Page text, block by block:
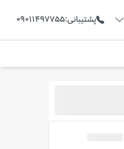
پشتیبانی:
09011497755